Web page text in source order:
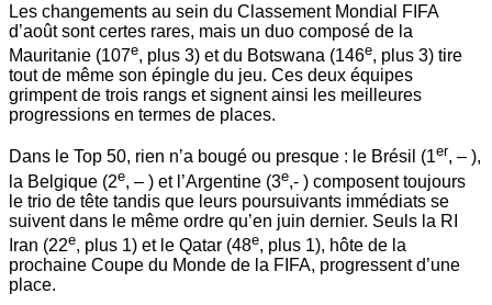
Les changements au sein du Classement Mondial FIFA
d’août sont certes rares, mais un duo composé de la
Mauritanie (107e, plus 3) et du Botswana (146e, plus 3) tire
tout de même son épingle du jeu. Ces deux équipes
grimpent de trois rangs et signent ainsi les meilleures
progressions en termes de places.
Dans le Top 50, rien n’a bougé ou presque : le Brésil (1er, – ),
la Belgique (2e, – ) et l’Argentine (3e,- ) composent toujours
le trio de tête tandis que leurs poursuivants immédiats se
suivent dans le même ordre qu’en juin dernier. Seuls la RI
Iran (22e, plus 1) et le Qatar (48e, plus 1), hôte de la
prochaine Coupe du Monde de la FIFA, progressent d’une
place.